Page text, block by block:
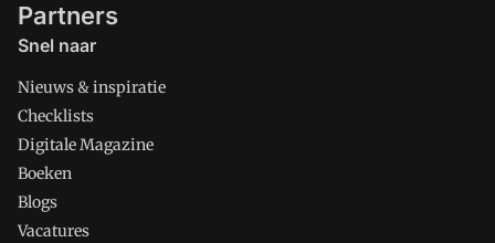
Partners
Snel naar
Nieuws & inspiratie
Checklists
Digitale Magazine
Boeken
Blogs
Vacatures